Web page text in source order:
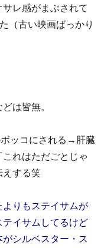
レ感がまぶされて
（古い映画ばっかり
は皆無。
ボッコにされる→肝臓
れはただごとじゃ
えする笑
りもステイサムが
イサムしてるけど
シルベスター・ス